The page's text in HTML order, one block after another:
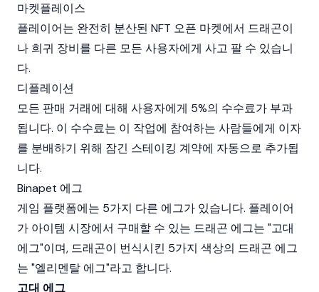
마켓플레이스
플레이어는 완전히 분산된 NFT 오픈 마켓에서 드래곤이
나 희귀 장비를 다른 모든 사용자에게 사고 팔 수 있습니
다.
디플레이션
모든 판매 거래에 대해 사용자에게 5%의 수수료가 부과
됩니다. 이 수수료는 이 작업에 참여하는 사람들에게 이자
를 분배하기 위해 잠긴 스테이킹 계약에 자동으로 추가됩
니다.
Binapet 에그
게임 플랫폼에는 5가지 다른 에그가 있습니다. 플레이어
가 아이템 시장에서 구매할 수 있는 드래곤 에그는 "고대
에그"이며, 드래곤이 번식시킨 5가지 색상의 드래곤 에그
는 "엘리멘탈 에그"라고 합니다.
고대 에그